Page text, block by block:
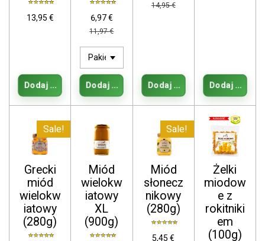
13,95 €
Dodaj do koszyka
6,97 €
11,97 €
Dodaj do koszyka
14,95 €
Dodaj do koszykaDodaj do
Sale!
Grecki
miód
wielokw
iatowy
(280g)
Miód
wielokw
iatowy
XL
(900g)
Sale!
Miód
słonecz
nikowy
(280g)
5,45 €
Żelki
miodow
e z
rokitniki
em
(100g)